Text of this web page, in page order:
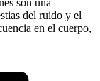
son una
del ruido y el
en el cuerpo,